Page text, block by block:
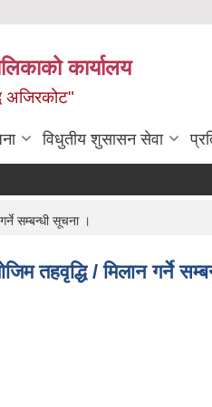
कार्यालय
अजिरकोट"
विधुतीय शुसासन सेवा
सम्बन्धी सूचना ।
तहवृद्धि / मिलान गर्ने